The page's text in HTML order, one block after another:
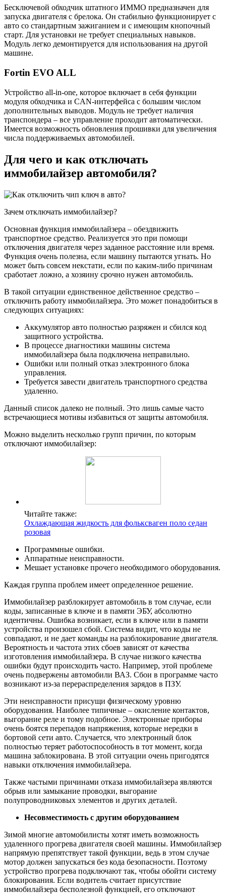
Бесключевой обходчик штатного ИММО предназначен для
запуска двигателя с брелока. Он стабильно функционирует с
авто со стандартным зажиганием и с имеющим кнопочный
старт. Для установки не требует специальных навыков.
Модуль легко демонтируется для использования на другой
машине.
Fortin EVO ALL
Устройство all-in-one, которое включает в себя функции
модуля обходчика и CAN-интерфейса с большим числом
дополнительных выводов. Модуль не требует наличия
транспондера – все управление проходит автоматически.
Имеется возможность обновления прошивки для увеличения
числа поддерживаемых автомобилей.
Для чего и как отключать
иммобилайзер автомобиля?
Зачем отключать иммобилайзер?
Основная функция иммобилайзера – обездвижить
транспортное средство. Реализуется это при помощи
отключения двигателя через заданное расстояние или время.
Функция очень полезна, если машину пытаются угнать. Но
может быть совсем некстати, если по каким-либо причинам
сработает ложно, а хозяину срочно нужен автомобиль.
В такой ситуации единственное действенное средство –
отключить работу иммобилайзера. Это может понадобиться в
следующих ситуациях:
Аккумулятор авто полностью разряжен и сбился код
защитного устройства.
В процессе диагностики машины система
иммобилайзера была подключена неправильно.
Ошибки или полный отказ электронного блока
управления.
Требуется завести двигатель транспортного средства
удаленно.
Данный список далеко не полный. Это лишь самые часто
встречающиеся мотивы избавиться от защиты автомобиля.
Можно выделить несколько групп причин, по которым
отключают иммобилайзер:
Читайте также:
Охлаждающая жидкость для фольксваген поло седан
розовая
Программные ошибки.
Аппаратные неисправности.
Мешает установке прочего необходимого оборудования.
Каждая группа проблем имеет определенное решение.
Иммобилайзер разблокирует автомобиль в том случае, если
коды, записанные в ключе и в памяти ЭБУ, абсолютно
идентичны. Ошибка возникает, если в ключе или в памяти
устройства произошел сбой. Система видит, что коды не
совпадают, и не дает команды на разблокирование двигателя.
Вероятность и частота этих сбоев зависят от качества
изготовления иммобилайзера. В случае низкого качества
ошибки будут происходить часто. Например, этой проблеме
очень подвержены автомобили ВАЗ. Сбои в программе часто
возникают из-за перераспределения зарядов в ПЗУ.
Эти неисправности присущи физическому уровню
оборудования. Наиболее типичные – окисление контактов,
выгорание реле и тому подобное. Электронные приборы
очень боятся перепадов напряжения, которые нередки в
бортовой сети авто. Случается, что электронный блок
полностью теряет работоспособность в тот момент, когда
машина заблокирована. В этой ситуации очень пригодятся
навыки отключения иммобилайзера.
Также частыми причинами отказа иммобилайзера являются
обрыв или замыкание проводки, выгорание
полупроводниковых элементов и других деталей.
Несовместимость с другим оборудованием
Зимой многие автомобилисты хотят иметь возможность
удаленного прогрева двигателя своей машины. Иммобилайзер
напрямую препятствует такой функции, ведь в этом случае
мотор должен запускаться без кода безопасности. Поэтому
устройство прогрева подключают так, чтобы обойти систему
блокирования. Если водитель считает присутствие
иммобилайзера бесполезной функцией, его отключают